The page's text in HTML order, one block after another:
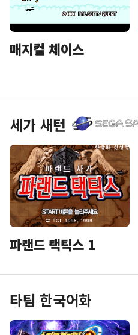
매지컬 체이스
세가 새턴
파랜드 택틱스 1
타팀 한국어화